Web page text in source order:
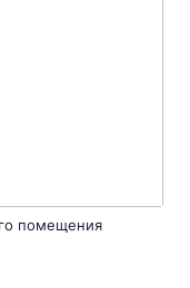
помещения